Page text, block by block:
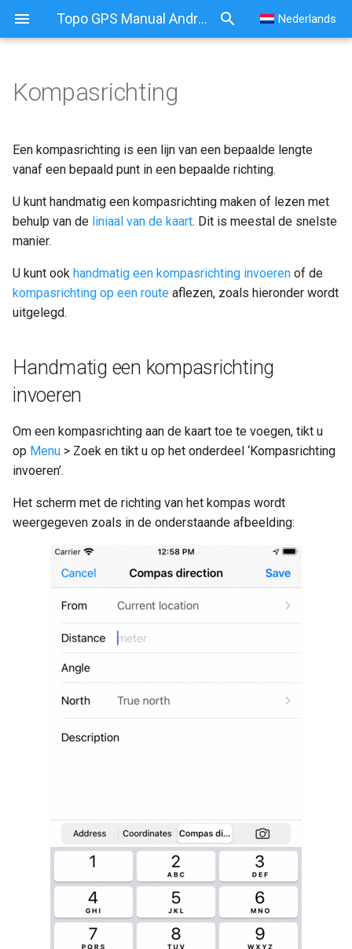
Topo GPS Manual Android Nederlands
Kompasrichting
Handmatig een
kompasrichting invoeren
Een kompasrichting vinden
op een route
Kompasrichting
Een kompasrichting is een lijn van een bepaalde lengte
vanaf een bepaald punt in een bepaalde richting.
U kunt handmatig een kompasrichting maken of lezen met
behulp van de liniaal van de kaart. Dit is meestal de snelste
manier.
U kunt ook handmatig een kompasrichting invoeren of de
kompasrichting op een route aflezen, zoals hieronder wordt
uitgelegd.
Handmatig een kompasrichting
invoeren
Om een kompasrichting aan de kaart toe te voegen, tikt u
op Menu > Zoek en tikt u op het onderdeel ‘Kompasrichting
invoeren’.
Het scherm met de richting van het kompas wordt
weergegeven zoals in de onderstaande afbeelding: